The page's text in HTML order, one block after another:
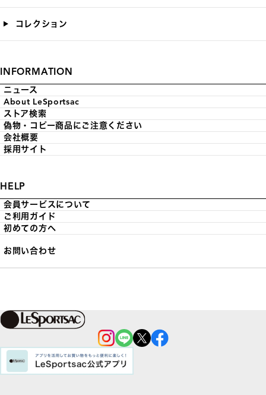
コレクション
INFORMATION
ニュース
About LeSportsac
ストア検索
偽物・コピー商品にご注意ください
会社概要
採用サイト
HELP
会員サービスについて
ご利用ガイド
初めての方へ
お問い合わせ